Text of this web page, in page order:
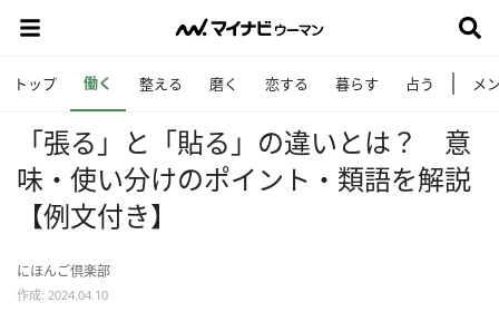
トップ 働く 整える 磨く 恋する 暮らす 占う メ
「張る」と「貼る」の違いとは？ 意
味・使い分けのポイント・類語を解説
【例文付き】
にほんご倶楽部
作成: 2024.04.10